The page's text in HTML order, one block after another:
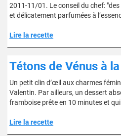
2011-11/01. Le conseil du chef:
et délicatement parfumées à
Lire la recette
Tétons de Vénus à
Un petit clin d’œil aux charmes
Valentin. Par ailleurs, un dessert
framboise prête en 10 minutes et
Lire la recette